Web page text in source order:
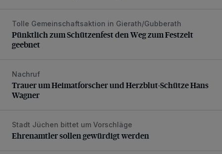
Pünktlich zum Schützenfest den Weg zum Festzelt
Tolle Gemeinschaftsaktion in Gierath/Gubberath
Pünktlich zum Schützenfest den Weg zum Festzelt
geebnet
Trauer um Heimatforscher und Herzblut-Schütze Hans
Nachruf
Trauer um Heimatforscher und Herzblut-Schütze Hans
Wagner
Ehrenamtler sollen gewürdigt werden
Stadt Jüchen bittet um Vorschläge
Ehrenamtler sollen gewürdigt werden